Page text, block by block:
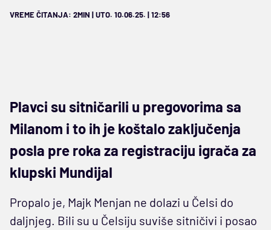
VREME ČITANJA: 2MIN | UTO. 10.06.25. | 12:56
Plavci su sitničarili u pregovorima sa
Milanom i to ih je koštalo zaključenja
posla pre roka za registraciju igrača za
klupski Mundijal
Propalo je, Majk Menjan ne dolazi u Čelsi do
daljnjeg. Bili su u Čelsiju suviše sitničivi i posao